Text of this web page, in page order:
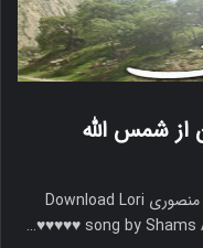
از شمس الله
دانلود آهنگ لری جاده گچساران از شمس الله منصوری Download Lori
song by Shams